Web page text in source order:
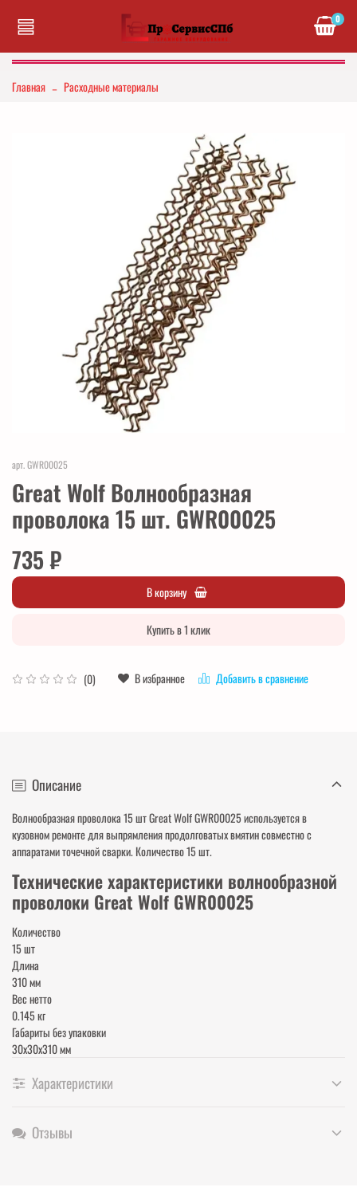
0
Главная Расходные материалы
арт.GWR00025
Great Wolf Волнообразная
проволока 15 шт. GWR00025
(0) В избранное Добавить в сравнение
735 ₽
В корзину
Купить в 1 клик
Описание
Волнообразная проволока 15 шт Great Wolf GWR00025 используется в
кузовном ремонте для выпрямления продолговатых вмятин совместно с
аппаратами точечной сварки. Количество 15 шт.
Технические характеристики волнообразной
проволоки Great Wolf GWR00025
Количество
15 шт
Длина
310 мм
Вес нетто
0.145 кг
Габариты без упаковки
30х30х310 мм
Характеристики
Отзывы